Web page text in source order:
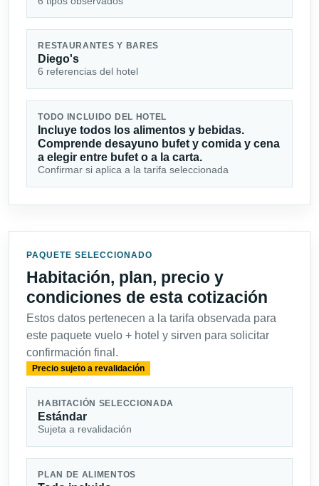
RESTAURANTES Y BARES
Diego's
6 referencias del hotel
TODO INCLUIDO DEL HOTEL
Incluye todos los alimentos y bebidas.
Comprende desayuno bufet y comida y cena
a elegir entre bufet o a la carta.
Confirmar si aplica a la tarifa seleccionada
PAQUETE SELECCIONADO
Habitación, plan, precio y
condiciones de esta cotización
Estos datos pertenecen a la tarifa observada para
este paquete vuelo + hotel y sirven para solicitar
confirmación final.
Precio sujeto a revalidación
HABITACIÓN SELECCIONADA
Estándar
Sujeta a revalidación
PLAN DE ALIMENTOS